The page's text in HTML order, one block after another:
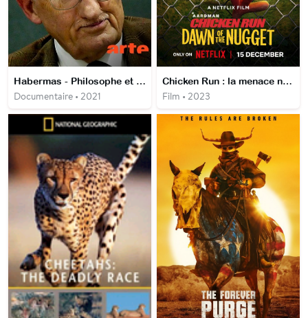
Habermas - Philosophe et européen
Documentaire • 2021
Chicken Run : la menace nuggets
Film • 2023